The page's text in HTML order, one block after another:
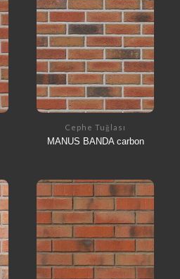
Cephe Tuğlası
MANUS BANDA carbon